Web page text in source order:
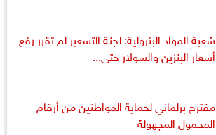
شعبة المواد البترولية: لجنة التسعير لم تقرر رفع
أسعار البنزين والسولار حتى...
مقترح برلماني لحماية المواطنين من أرقام
المحمول المجهولة